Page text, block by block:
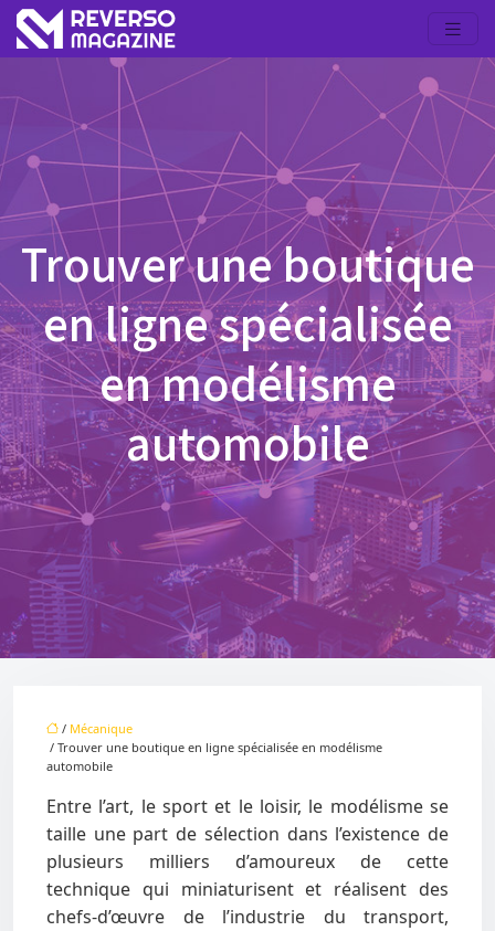
Trouver une boutique
en ligne spécialisée
en modélisme
automobile
/ Mécanique
/ Trouver une boutique en ligne spécialisée en modélisme
automobile
Entre l’art, le sport et le loisir, le modélisme se
taille une part de sélection dans l’existence de
plusieurs milliers d’amoureux de cette
technique qui miniaturisent et réalisent des
chefs-d’œuvre de l’industrie du transport,